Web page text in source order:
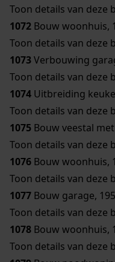
Toon details van deze
1072 Bouw woonhuis,
Toon details van deze
1073Verbouwing
Toon details van deze
1074 Uitbreiding
Toon details van deze
1075 Bouw veestal
Toon details van deze
1076 Bouw woonhuis,
Toon details van deze
1077 Bouw garage,
Toon details van deze
1078 Bouw woonhuis,
Toon details van deze